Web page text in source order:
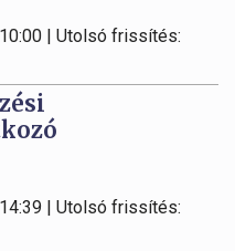
| Utolsó frissítés:
| Utolsó frissítés: